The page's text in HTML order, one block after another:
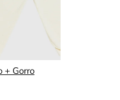
+ Gorro